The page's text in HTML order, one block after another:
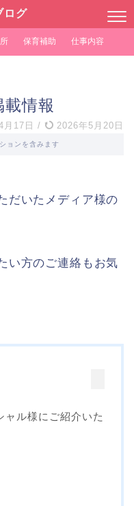
ログ
保育補助 仕事内容
情報
月17日 / 2026年5月20日
ョンを含みます
だいたメディア様の
い方のご連絡もお気
ャル様にご紹介いた